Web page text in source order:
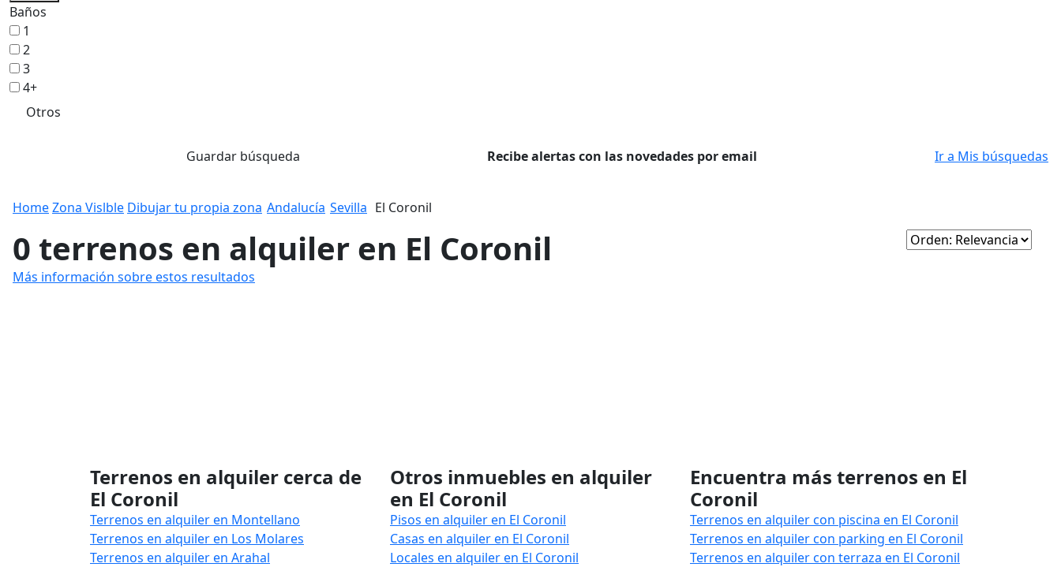
Baños
1
2
3
4+
Otros
Guardar búsqueda Recibe alertas con las novedades por email Ir a Mis búsquedas
HomeZona Vislble Dibujar tu propia zona Andalucía Sevilla El Coronil
0 terrenos en alquiler en El Coronil
Más información sobre estos resultados
Terrenos en alquiler cerca de
El Coronil
Terrenos en alquiler en Montellano
Terrenos en alquiler en Los Molares
Terrenos en alquiler en Arahal
Otros inmuebles en alquiler
en El Coronil
Pisos en alquiler en El Coronil
Casas en alquiler en El Coronil
Locales en alquiler en El Coronil
Encuentra más terrenos en El
Coronil
Terrenos en alquiler con piscina en El Coronil
Terrenos en alquiler con parking en El Coronil
Terrenos en alquiler con terraza en El Coronil